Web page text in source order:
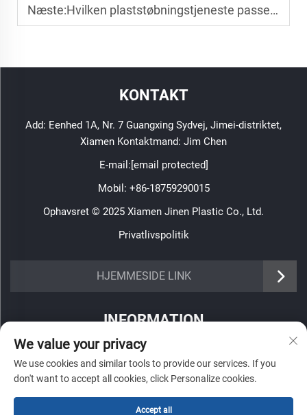
Næste:Hvilken plaststøbningstjeneste passer til produkter med indsatte metaldele?
KONTAKT
Add: Eenhed 1A, Nr. 7 Guangxing Sydvej, Jimei-distriktet,
Xiamen Kontaktmand: Jim Chen
E-mail:[email protected]
Mobil: +86-18759290015
Ophavsret © 2025 Xiamen Jinen Plastic Co., Ltd.
Privatlivspolitik
HJEMMESIDE LINK
https://www.jinenplastic.com/service
https://www.jinenplastic.com/projects
https://www.jinenplastic.com/news
https://www.jinenplastic.com/contact-us
INFORMATION
Tilmeld dig for at modtage vores ugentlige nyhedsbrev
We value your privacy
We use cookies and similar tools to provide our services. If you
don't want to accept all cookies, click Personalize cookies.
Accept all